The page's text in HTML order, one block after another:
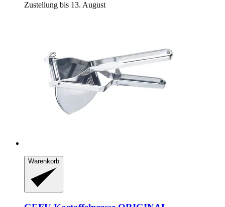
Zustellung bis 13. August
Warenkorb